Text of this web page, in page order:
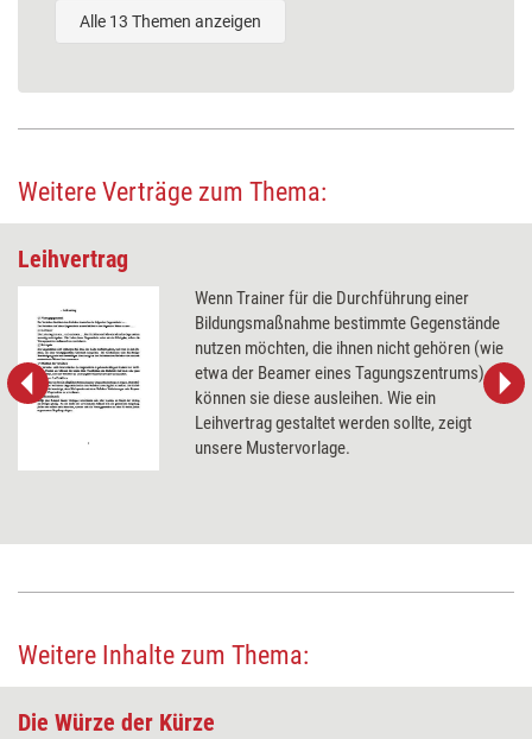
Alle 13 Themen anzeigen
Weitere Verträge zum Thema:
Leihvertrag
Wenn Trainer für die Durchführung einer
Bildungsmaßnahme bestimmte Gegenstände
nutzen möchten, die ihnen nicht gehören (wie
etwa der Beamer eines Tagungszentrums),
können sie diese ausleihen. Wie ein
Leihvertrag gestaltet werden sollte, zeigt
unsere Mustervorlage.
Weitere Inhalte zum Thema:
Die Würze der Kürze